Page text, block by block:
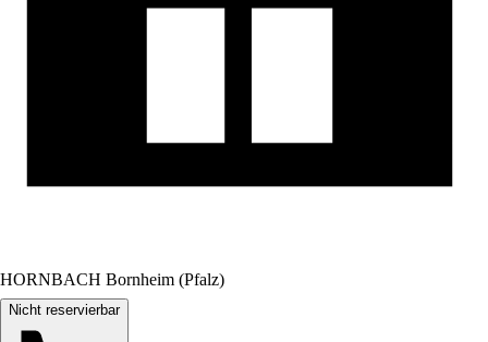
HORNBACH Bornheim (Pfalz)
Nicht reservierbar